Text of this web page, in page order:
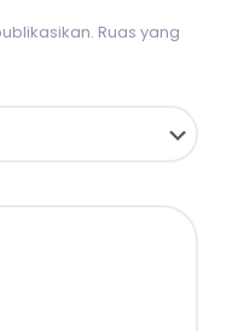
Ruas yang